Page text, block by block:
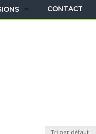
CONTACT